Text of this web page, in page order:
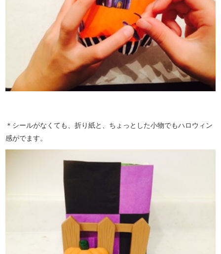
＊シールがなくても、折り紙と、ちょっとした小物でもハロウィン
感がでます。